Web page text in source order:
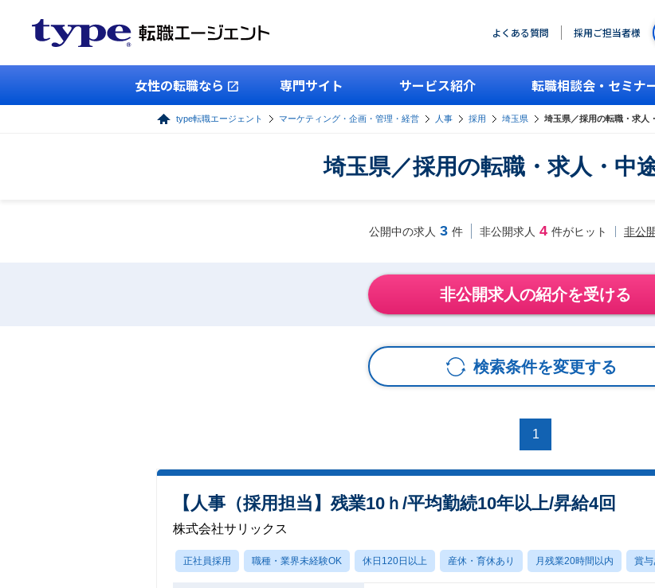
よくある質問 採用ご担当者様
女性の転職なら 専門サイト サービス紹介 転職相談会・セミナ
type転職エージェント マーケティング・企画・管理・経営 人事 採用 埼玉県 埼玉県／採用の転職・求人
埼玉県／採用の転職・求人・中
公開中の求人 3 件 非公開求人 4 件がヒット 非公
非公開求人の紹介を受ける
検索条件を変更する
1
【人事（採用担当】残業10ｈ/平均勤続10年以上/昇給4回
株式会社サリックス
正社員採用 職種・業界未経験OK 休日120日以上 産休・育休あり 月残業20時間以内 賞与